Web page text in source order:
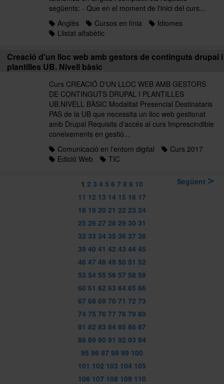
següents: - Que en el moment de l'inici del curs...
Anglès
Cursos en línia
Idiomes
Llistat alfabètic
Creació d'un lloc web amb gestors de continguts drupal i
plantilles UB. Nivell bàsic
Curs CREACIÓ D'UN LLOC WEB AMB GESTORS
DE CONTINGUTS DRUPAL I PLANTILLES
UB.NIVELL BÀSIC Modalitat Presencial Destinataris
PAS de la UB que necessita un lloc web gestionat
amb Drupal Requisits d'accés al curs Imprescindible
coneixements en gestió...
Comunicació en l'entorn digital
Curs 2017
Edició Web
TIC
1 2 3 4 5 6 7 8 9 10
11 12 13 14 15 16 17
18 19 20 21 22 23 24
25 26 27 28 29 30 31
32 33 34 35 36 37 38
39 40 41 42 43 44 45
46 47 48 49 50 51 52
53 54 55 56 57 58 59
60 61 62 63 64 65 66
67 68 69 70 71 72 73
74 75 76 77 78 79 80
81 82 83 84 85 86 87
88 89 90 91 92 93 94
95 96 97 98 99 100
101 102 103 104 105
106 107 108 109 110
Següent